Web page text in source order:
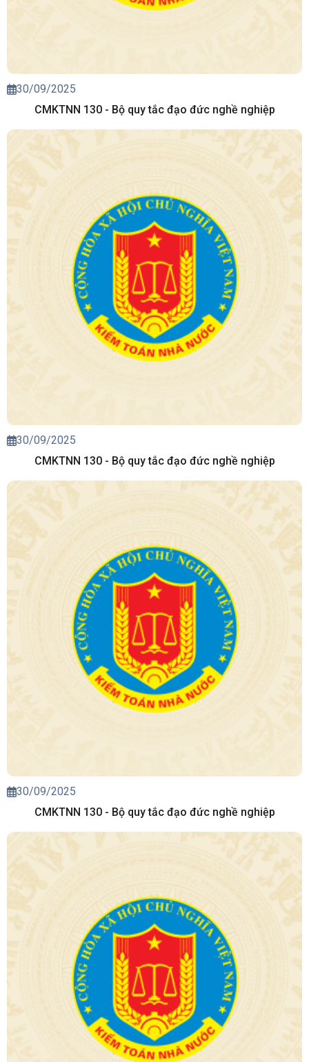
30/09/2025
CMKTNN 130 - Bộ quy tắc đạo đức nghề nghiệp
30/09/2025
CMKTNN 130 - Bộ quy tắc đạo đức nghề nghiệp
30/09/2025
CMKTNN 130 - Bộ quy tắc đạo đức nghề nghiệp